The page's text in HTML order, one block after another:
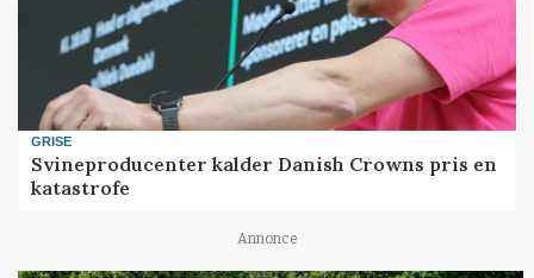
GRISE
Svineproducenter kalder Danish Crowns pris en
katastrofe
Annonce